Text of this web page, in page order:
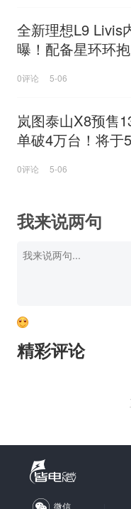
全新理想L9 Livis
曝！配备星环环
0评论 5-06
岚图泰山X8预售
单破4万台！将于
0评论 5-06
我来说两句
精彩评论
微信